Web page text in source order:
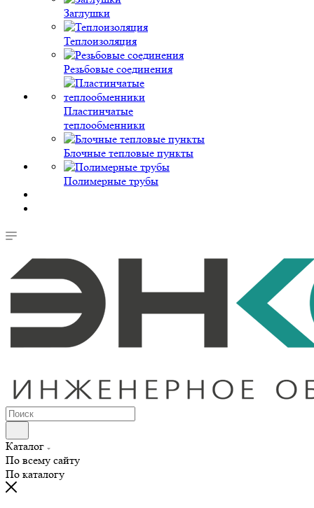
Заглушки
Теплоизоляция
Резьбовые соединения
Пластинчатые
теплообменники
Блочные тепловые пункты
Полимерные трубы
Каталог
По всему сайту
По каталогу